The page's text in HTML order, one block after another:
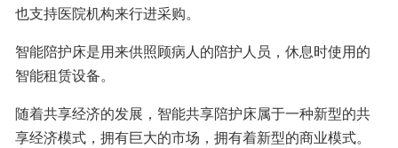
也支持医院机构来行进采购。
智能陪护床是用来供照顾病人的陪护人员，休息时使用的
智能租赁设备。
随着共享经济的发展，智能共享陪护床属于一种新型的共
享经济模式，拥有巨大的市场，拥有着新型的商业模式。